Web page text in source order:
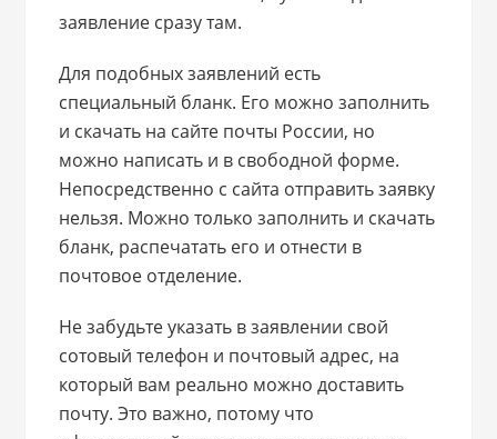
заявление сразу там.
Для подобных заявлений есть
специальный бланк. Его можно заполнить
и скачать на сайте почты России, но
можно написать и в свободной форме.
Непосредственно с сайта отправить заявку
нельзя. Можно только заполнить и скачать
бланк, распечатать его и отнести в
почтовое отделение.
Не забудьте указать в заявлении свой
сотовый телефон и почтовый адрес, на
который вам реально можно доставить
почту. Это важно, потому что